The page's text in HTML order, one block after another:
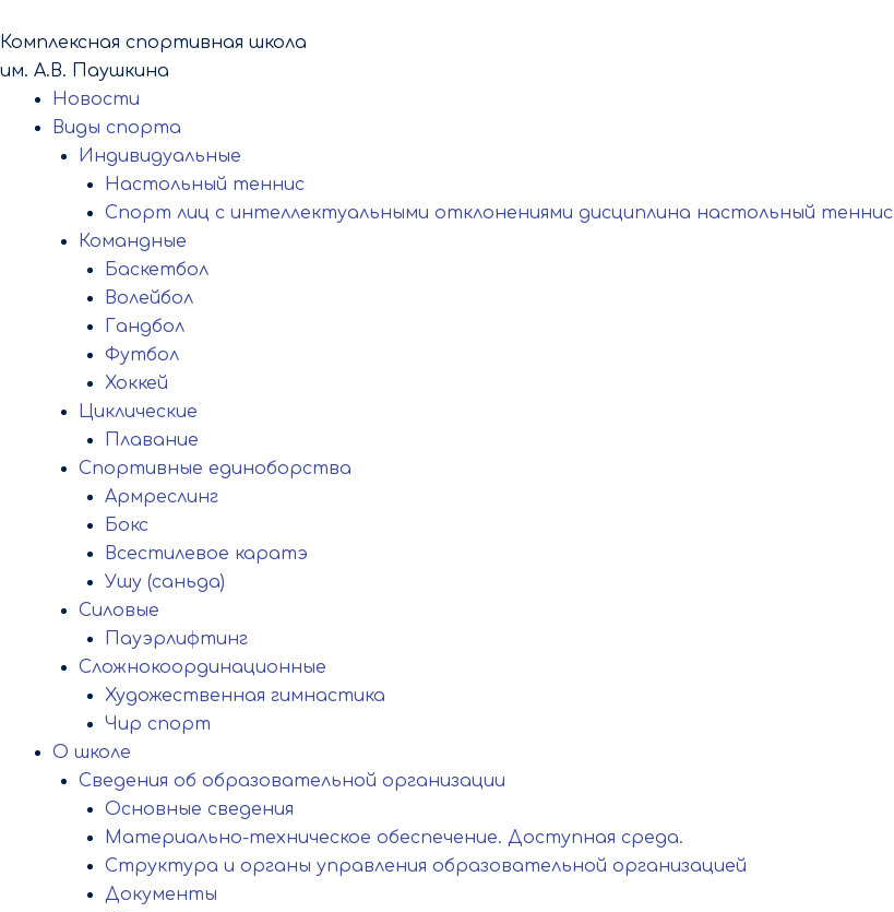
к
содержимому
Комплексная спортивная школа
им. А.В. Паушкина
Новости
Виды спорта
Индивидуальные
Настольный теннис
Спорт лиц с интеллектуальными отклонениями дисциплина настольный теннис
Командные
Баскетбол
Волейбол
Гандбол
Футбол
Хоккей
Циклические
Плавание
Спортивные единоборства
Армреслинг
Бокс
Всестилевое каратэ
Ушу (саньда)
Силовые
Пауэрлифтинг
Сложнокоординационные
Художественная гимнастика
Чир спорт
О школе
Сведения об образовательной организации
Основные сведения
Материально-техническое обеспечение. Доступная среда.
Структура и органы управления образовательной организацией
Документы